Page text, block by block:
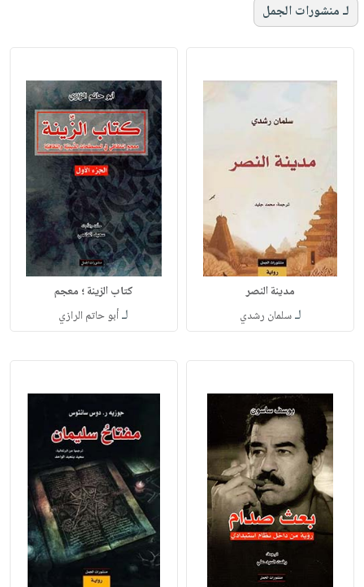
لـ منشورات الجمل
مدينة النصر
لـسلمان رشدي
كتاب الزينة ؛ معجم
لـأبو حاتم الرازي